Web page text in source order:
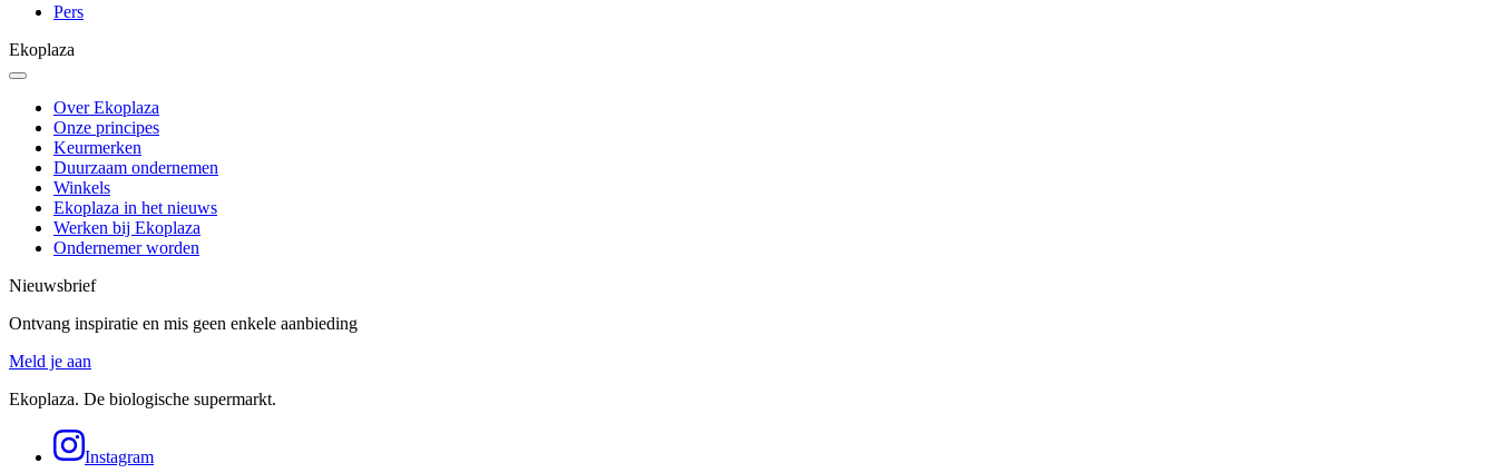
Pers
Ekoplaza
Over Ekoplaza
Onze principes
Keurmerken
Duurzaam ondernemen
Winkels
Ekoplaza in het nieuws
Werken bij Ekoplaza
Ondernemer worden
Nieuwsbrief
Ontvang inspiratie en mis geen enkele aanbieding
Meld je aan
Ekoplaza. De biologische supermarkt.
Instagram